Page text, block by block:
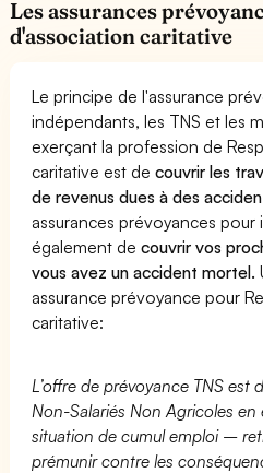
Les assurances
d'association caritative
Le principe de l'assurance
indépendants, les TNS et les
exerçant la profession de
caritative est decouvrir les
de revenus dues à des
assurances prévoyances
également decouvrir vos
vous avez un accident mortel.
assurance prévoyance pour
caritative:
L’offre de prévoyance TNS est
Non-Salariés Non Agricoles
situation de cumul emploi –
prémunir contre les